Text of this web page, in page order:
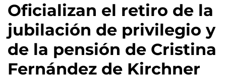
Oficializan el retiro de la
jubilación de privilegio y
de la pensión de Cristina
Fernández de Kirchner